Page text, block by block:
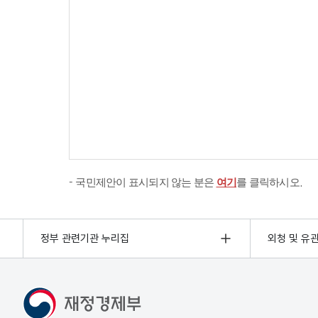
국민제안이 표시되지 않는 분은 여기를 클릭하시오.
정부 관련기관 누리집 외청 및 유